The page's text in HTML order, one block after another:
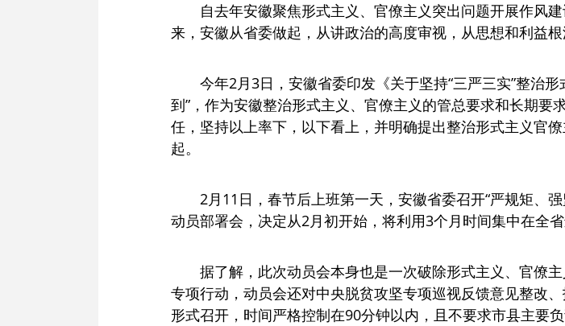
自去年安徽聚焦形式主义、官僚主义突出问题开展作风
来，安徽从省委做起，从讲政治的高度审视，从思想和利益
今年2月3日，安徽省委印发《关于坚持“三严三实”整治
到”，作为安徽整治形式主义、官僚主义的管总要求和长期
任，坚持以上率下，以下看上，并明确提出整治形式主义官
起。
2月11日，春节后上班第一天，安徽省委召开“严规矩、
动员部署会，决定从2月初开始，将利用3个月时间集中在全省
据了解，此次动员会本身也是一次破除形式主义、官僚
专项行动，动员会还对中央脱贫攻坚专项巡视反馈意见整改
形式召开，时间严格控制在90分钟以内，且不要求市县主要负